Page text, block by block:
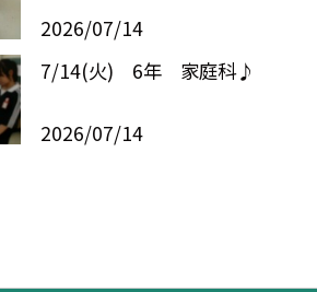
2026/07/14
7/14(火) 6年 家庭科♪
2026/07/14